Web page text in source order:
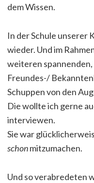
dem Wissen.
In der Schule unserer
wieder. Und im
weiteren
Freundes-/
Schuppen von den
Die wollte ich gerne
interviewen.
Sie war
schonmitzumachen.
Und so verabredeten